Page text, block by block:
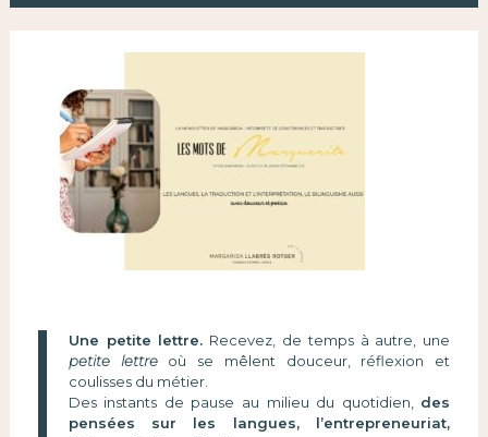
Une petite lettre. Recevez, de temps à autre, une
petite lettreoù se mêlent douceur, réflexion et
coulisses du métier.
Des instants de pause au milieu du quotidien, des
pensées sur les langues, l’entrepreneuriat,